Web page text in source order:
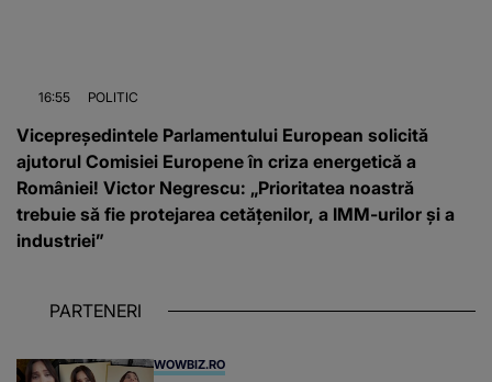
16:55 POLITIC
Vicepreședintele Parlamentului European solicită
ajutorul Comisiei Europene în criza energetică a
României! Victor Negrescu: „Prioritatea noastră
trebuie să fie protejarea cetățenilor, a IMM-urilor și a
industriei”
PARTENERI
WOWBIZ.RO